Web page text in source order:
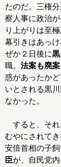
たのだ。三権
察人事に政治
り上がりは至
幕引きはあっ
ぜか２日後に
職。 法案も廃
惑があったか
いとされる黒
なかった。
すると、それ
むやにされて
安倍首相の子
臣が、自民党